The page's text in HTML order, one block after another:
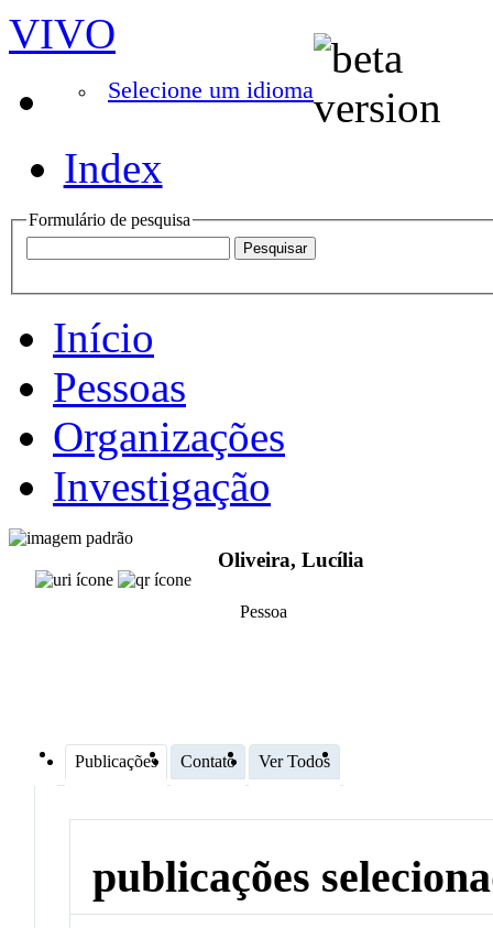
VIVO
Selecione um idioma
Index
Formulário de pesquisa
Início
Pessoas
Organizações
Investigação
Oliveira, Lucília
Pessoa
Publicações Contato Ver Todos
publicações